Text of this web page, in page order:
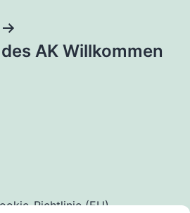
AK Willkommen
Richtlinie (EU)